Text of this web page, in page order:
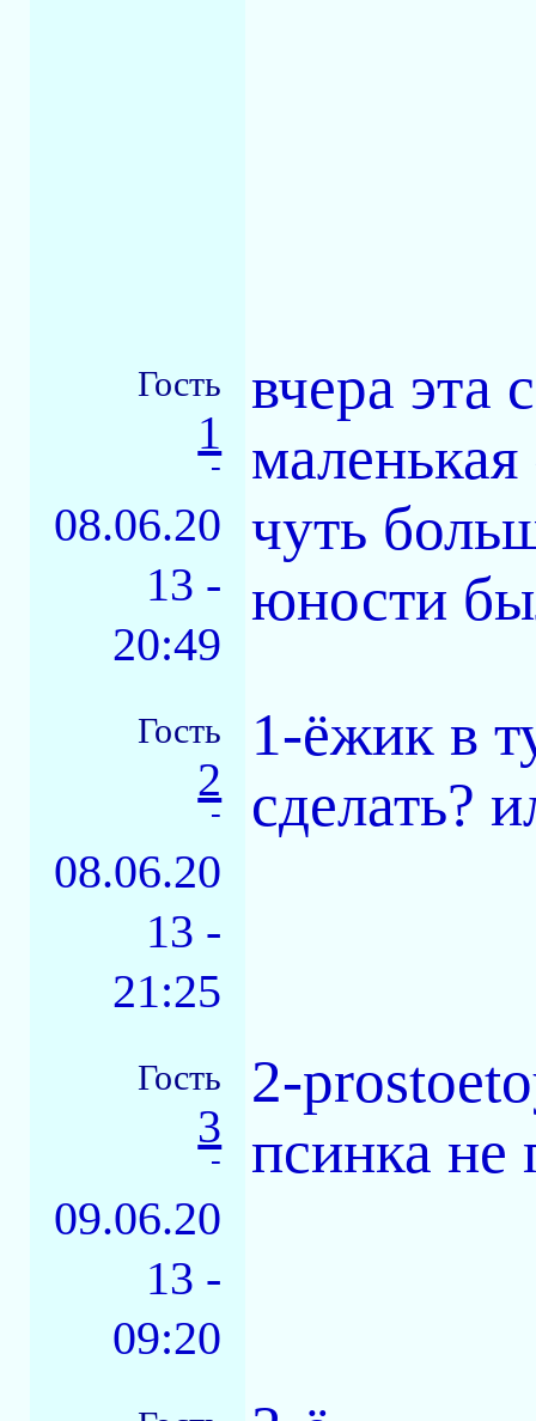
Гость
1
-
08.06.20
13 -
20:49
вчера эта
чуть
юности
Гость
2
-
08.06.20
13 -
21:25
1-ёжик в
сделать?
Гость
3
-
09.06.20
13 -
09:20
2-
псинка не